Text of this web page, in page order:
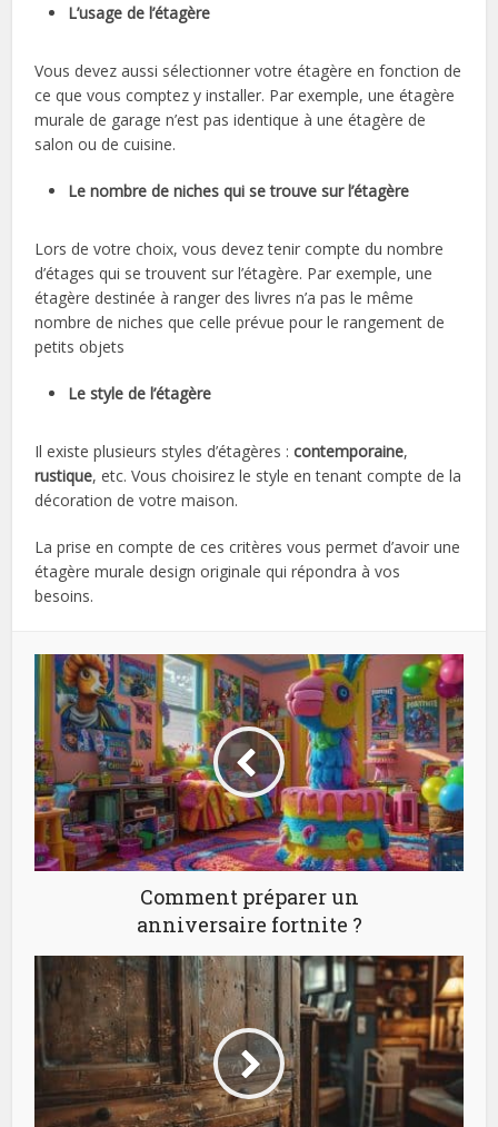
L’usage de l’étagère
Vous devez aussi sélectionner votre étagère en fonction de
ce que vous comptez y installer. Par exemple, une étagère
murale de garage n’est pas identique à une étagère de
salon ou de cuisine.
Le nombre de niches qui se trouve sur l’étagère
Lors de votre choix, vous devez tenir compte du nombre
d’étages qui se trouvent sur l’étagère. Par exemple, une
étagère destinée à ranger des livres n’a pas le même
nombre de niches que celle prévue pour le rangement de
petits objets
Le style de l’étagère
Il existe plusieurs styles d’étagères :contemporaine,
rustique, etc. Vous choisirez le style en tenant compte de la
décoration de votre maison.
La prise en compte de ces critères vous permet d’avoir une
étagère murale design originale qui répondra à vos
besoins.
Comment préparer un
anniversaire fortnite ?